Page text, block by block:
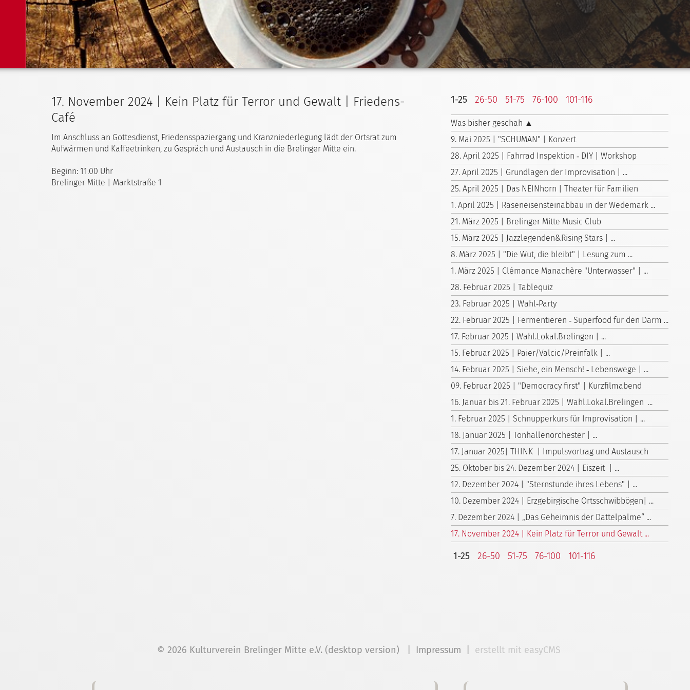
1-25 26-50 51-75 76-100 101-116
Was bisher geschah ▲
9. Mai 2025 | "SCHUMAN" | Konzert
28. April 2025 | Fahrrad Inspektion ‑ DIY | Workshop
27. April 2025 | Grundlagen der Improvisation | ...
25. April 2025 | Das NEINhorn | Theater für Familien
1. April 2025 | Raseneisensteinabbau in der Wedemark ...
21. März 2025 | Brelinger Mitte Music Club
15. März 2025 | Jazzlegenden&Rising Stars | ...
8. März 2025 | "Die Wut, die bleibt" | Lesung zum ...
1. März 2025 | Clémance Manachère "Unterwasser" | ...
28. Februar 2025 | Tablequiz
23. Februar 2025 | Wahl‑Party
22. Februar 2025 | Fermentieren ‑ Superfood für den Darm ...
17. Februar 2025 | Wahl.Lokal.Brelingen | ...
15. Februar 2025 | Paier/Valcic/Preinfalk | ...
14. Februar 2025 | Siehe, ein Mensch! ‑ Lebenswege | ...
09. Februar 2025 | "Democracy first" | Kurzfilmabend
16. Januar bis 21. Februar 2025 | Wahl.Lokal.Brelingen ...
1. Februar 2025 | Schnupperkurs für Improvisation | ...
18. Januar 2025 | Tonhallenorchester | ...
17. Januar 2025| THINK | Impulsvortrag und Austausch
25. Oktober bis 24. Dezember 2024 | Eiszeit | ...
12. Dezember 2024 | "Sternstunde ihres Lebens" | ...
10. Dezember 2024 | Erzgebirgische Ortsschwibbögen| ...
7. Dezember 2024 | „Das Geheimnis der Dattelpalme“ ...
17. November 2024 | Kein Platz für Terror und Gewalt ...
1-25 26-50 51-75 76-100 101-116
17. November 2024 | Kein Platz für Terror und Gewalt | Friedens-
Café
Im Anschluss an Gottesdienst, Friedensspaziergang und Kranzniederlegung lädt der Ortsrat zum
Aufwärmen und Kaffeetrinken, zu Gespräch und Austausch in die Brelinger Mitte ein.
Beginn: 11.00 Uhr
Brelinger Mitte | Marktstraße 1
© 2026 Kulturverein Brelinger Mitte e.V. (desktop version) | Impressum erstellt mit easyCMS